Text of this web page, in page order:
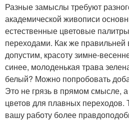
Разные замыслы требуют
академической живописи
естественные цветовые
переходами. Как же правильней
допустим, красоту зимне-
синее, молоденькая трава
белый? Можно попробовать
Это не грязь в прямом смысле,
цветов для плавных переходов.
вашу работу более